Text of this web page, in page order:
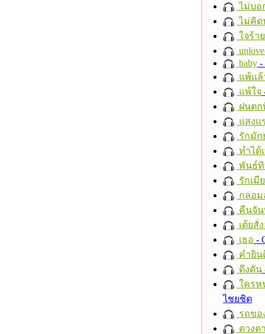
ไม่บอ
ไม่คิด
ใจร้าย
baby -
แพ้แล้
แพ้ใจ
ฝนตก
แสงแ
รักมัก
ทำได้
พันธ์
รักเมี
กล่อม
คืนจั
เต้ยสั่
เธอ -
คำยิน
ดึงดัน
ใครห
ไชยชิต
รถขอ
ดวงด